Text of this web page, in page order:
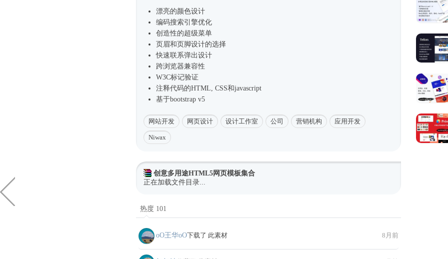
漂亮的颜色设计
编码搜索引擎优化
创造性的超级菜单
页眉和页脚设计的选择
快速联系弹出设计
跨浏览器兼容性
W3C标记验证
注释代码的HTML, CSS和javascript
基于bootstrap v5
网站开发 网页设计 设计工作室 公司 营销机构 应用开发
Niwax
创意多用途HTML5网页模板集合
正在加载文件目录...
热度 101
oО王华oО下载了 此素材 8月前